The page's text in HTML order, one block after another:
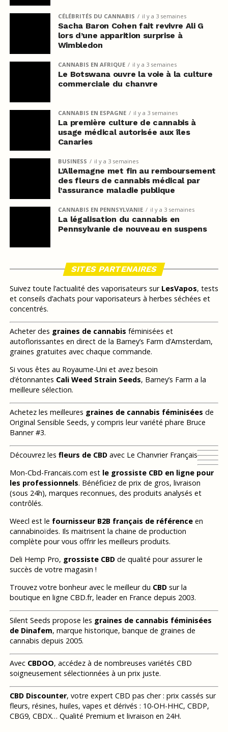
CÉLÉBRITÉS DU CANNABIS il y a 3 semaines
Sacha Baron Cohen fait revivre Ali G
lors d’une apparition surprise à
Wimbledon
CANNABIS EN AFRIQUE il y a 3 semaines
Le Botswana ouvre la voie à la culture
commerciale du chanvre
CANNABIS EN ESPAGNE il y a 3 semaines
La première culture de cannabis à
usage médical autorisée aux îles
Canaries
BUSINESS il y a 3 semaines
L’Allemagne met fin au remboursement
des fleurs de cannabis médical par
l’assurance maladie publique
CANNABIS EN PENNSYLVANIE il y a 3 semaines
La légalisation du cannabis en
Pennsylvanie de nouveau en suspens
SITES PARTENAIRES
Suivez toute l’actualité des vaporisateurs sur LesVapos, tests
et conseils d’achats pour vaporisateurs à herbes séchées et
concentrés.
Acheter des graines de cannabis féminisées et
autoflorissantes en direct de la Barney’s Farm d’Amsterdam,
graines gratuites avec chaque commande.
Si vous êtes au Royaume-Uni et avez besoin
d’étonnantes Cali Weed Strain Seeds, Barney’s Farm a la
meilleure sélection.
Achetez les meilleures graines de cannabis féminisées de
Original Sensible Seeds, y compris leur variété phare Bruce
Banner #3.
Découvrez les fleurs de CBDavec Le Chanvrier Français
Mon-Cbd-Francais.com est le grossiste CBD en ligne pour
les professionnels. Bénéficiez de prix de gros, livraison
(sous 24h), marques reconnues, des produits analysés et
contrôlés.
Weecl est le fournisseur B2B français de référenceen
cannabinoïdes. Ils maitrisent la chaine de production
complète pour vous offrir les meilleurs produits.
Deli Hemp Pro, grossiste CBDde qualité pour assurer le
succès de votre magasin !
Trouvez votre bonheur avec le meilleur du CBDsur la
boutique en ligne CBD.fr, leader en France depuis 2003.
Silent Seeds propose les graines de cannabis féminisées
de Dinafem, marque historique, banque de graines de
cannabis depuis 2005.
Avec CBDOO, accédez à de nombreuses variétés CBD
soigneusement sélectionnées à un prix juste.
CBD Discounter, votre expert CBD pas cher : prix cassés sur
fleurs, résines, huiles, vapes et dérivés : 10-OH-HHC, CBDP,
CBG9, CBDX… Qualité Premium et livraison en 24H.